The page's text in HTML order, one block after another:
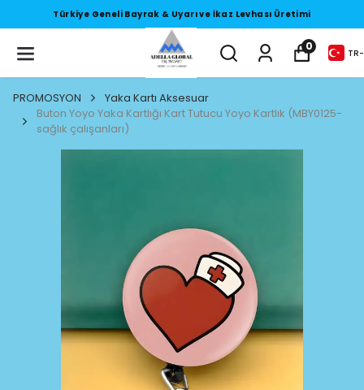
Türkiye Geneli Bayrak & Uyarı ve İkaz Levhası Üretimi
0
TR-
PROMOSYON
Yaka Kartı Aksesuar
Buton Yoyo Yaka Kartlığı Kart Tutucu Yoyo Kartlık (MBY0125-
sağlık çalışanları)